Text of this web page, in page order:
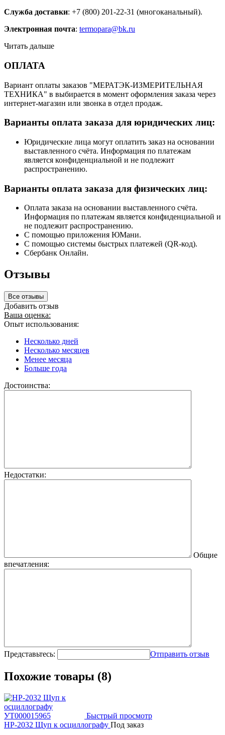
Служба доставки: +7 (800) 201-22-31 (многоканальный).
Электронная почта: termopara@bk.ru
Читать дальше
ОПЛАТА
Вариант оплаты заказов "МЕРАТЭК-ИЗМЕРИТЕЛЬНАЯ
ТЕХНИКА" в выбирается в момент оформления заказа через
интернет-магазин или звонка в отдел продаж.
Варианты оплата заказа для юридических лиц:
Юридические лица могут оплатить заказ на основании
выставленного счёта. Информация по платежам
является конфиденциальной и не подлежит
распространению.
Варианты оплата заказа для физических лиц:
Оплата заказа на основании выставленного счёта.
Информация по платежам является конфиденциальной и
не подлежит распространению.
С помощью приложения ЮМани.
С помощью системы быстрых платежей (QR-код).
Сбербанк Онлайн.
Отзывы
Все отзывы
Добавить отзыв
Ваша оценка:
Опыт использования:
Несколько дней
Несколько месяцев
Менее месяца
Больше года
Достоинства:
Недостатки:
Общие
впечатления:
Представьтесь: Отправить отзыв
Похожие товары (8)
Быстрый просмотр
HP-2032 Щуп к осциллографу Под заказ